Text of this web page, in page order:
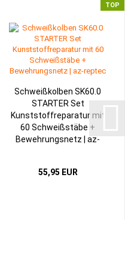
TOP
Schweißkolben SK60.0
STARTER Set
Kunststoffreparatur mit
60 Schweißstäbe +
Bewehrungsnetz | az-
55,95 EUR